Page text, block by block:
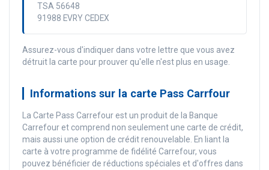
TSA 56648
91988 EVRY CEDEX
Assurez-vous d'indiquer dans votre lettre que vous avez
détruit la carte pour prouver qu'elle n'est plus en usage.
Informations sur la carte Pass Carrfour
La Carte Pass Carrefour est un produit de la Banque
Carrefour et comprend non seulement une carte de crédit,
mais aussi une option de crédit renouvelable. En liant la
carte à votre programme de fidélité Carrefour, vous
pouvez bénéficier de réductions spéciales et d'offres dans